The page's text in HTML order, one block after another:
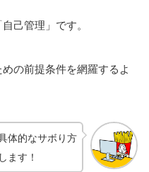
己管理」です。
の前提条件を網羅するよ
体的なサボり方
ます！